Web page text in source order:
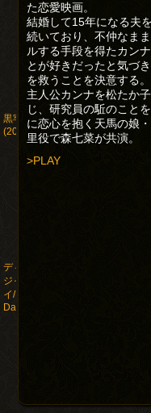
黒牢城
(2026)
ディスクロー
ジャー・デ
イ/Disclosure
Day(2026)
た恋愛映画。
結婚して15年になる夫
続いており、不仲なま
ルする手段を得たカン
とが好きだったと気づ
を救うことを決意する。
主人公カンナを松たか
じ、研究員の駈のこと
に恋心を抱く天馬の娘
里役で森七菜が共演。
>PLAY